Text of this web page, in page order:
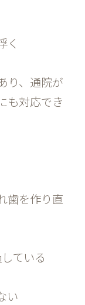
く
り、通院が
も対応でき
歯を作り直
ている
い